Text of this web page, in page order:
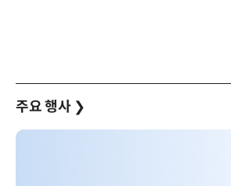
주요 행사 ❯